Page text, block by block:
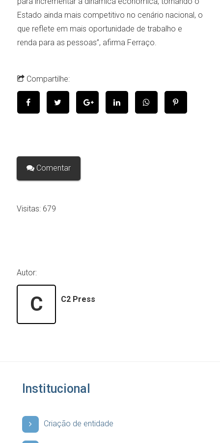
Estado ainda mais competitivo no cenário nacional, o
que reflete em mais oportunidade de trabalho e
renda para as pessoas”, afirma Ferraço.
Compartilhe:
Comentar
Visitas:679
Autor:
C C2 Press
Institucional
Criação de entidade